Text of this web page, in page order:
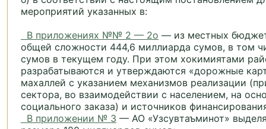
мероприятий указанных в:
В приложениях №№ 2 — 2о — из местных
общей сложности 444,6 миллиарда сумов, в том
сумов в текущем году. При этом хокимиятами
разрабатываются и утверждаются «дорожные
махаллей с указанием механизмов реализации
сектора, во взаимодействии с населением, на
социального заказа) и источников
В приложении № 3 — АО «Узсувтаъминот»